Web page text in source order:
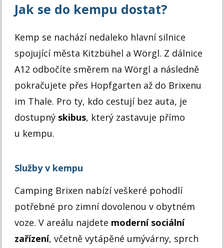
Jak se do kempu dostat?
Kemp se nachází nedaleko hlavní silnice
spojující města Kitzbühel a Wörgl. Z dálnice
A12 odbočíte směrem na Wörgl a následně
pokračujete přes Hopfgarten až do Brixenu
im Thale. Pro ty, kdo cestují bez auta, je
dostupný skibus, který zastavuje přímo
u kempu.
Služby v kempu
Camping Brixen nabízí veškeré pohodlí
potřebné pro zimní dovolenou v obytném
voze. V areálu najdete moderní sociální
zařízení, včetně vytápěné umývárny, sprch